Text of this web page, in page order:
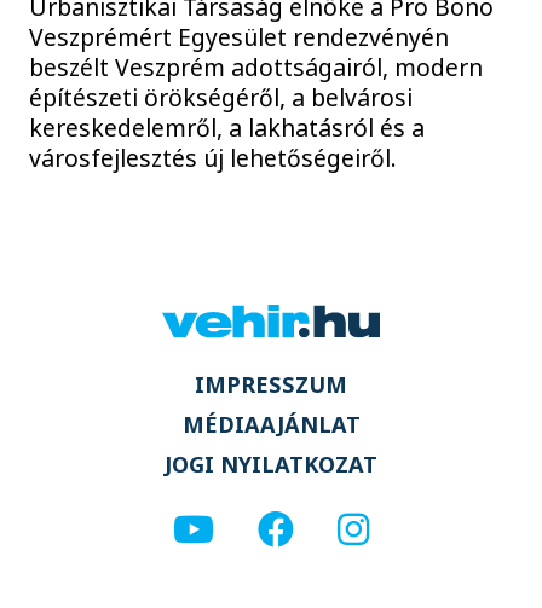
Urbanisztikai Társaság elnöke a Pro Bono
Veszprémért Egyesület rendezvényén
beszélt Veszprém adottságairól, modern
építészeti örökségéről, a belvárosi
kereskedelemről, a lakhatásról és a
városfejlesztés új lehetőségeiről.
IMPRESSZUM
MÉDIAAJÁNLAT
JOGI NYILATKOZAT